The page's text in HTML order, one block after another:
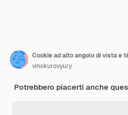
Cookie ad alto angolo di vista e
vinokurovyury
Potrebbero piacerti anche